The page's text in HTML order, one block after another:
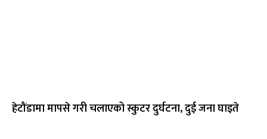
हेटौंडामा मापसे गरी चलाएको स्कुटर दुर्घटना, दुई जना घाइते